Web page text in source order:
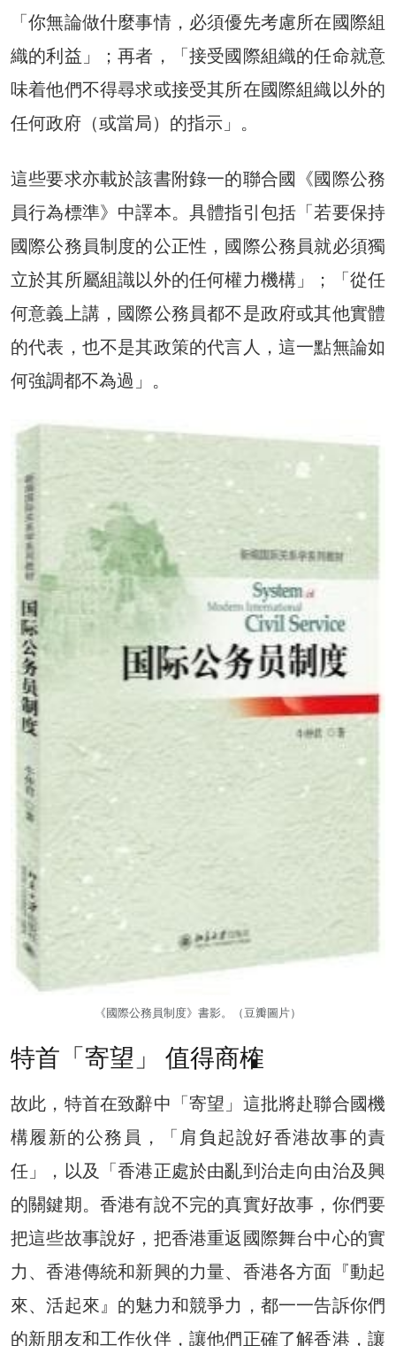
「你無論做什麼事情，必須優先考慮所在國際組
織的利益」；再者，「接受國際組織的任命就意
味着他們不得尋求或接受其所在國際組織以外的
任何政府（或當局）的指示」。
這些要求亦載於該書附錄一的聯合國《國際公務
員行為標準》中譯本。具體指引包括「若要保持
國際公務員制度的公正性，國際公務員就必須獨
立於其所屬組識以外的任何權力機構」；「從任
何意義上講，國際公務員都不是政府或其他實體
的代表，也不是其政策的代言人，這一點無論如
何強調都不為過」。
《國際公務員制度》書影。（豆瓣圖片）
特首「寄望」 值得商榷
故此，特首在致辭中「寄望」這批將赴聯合國機
構履新的公務員，「肩負起說好香港故事的責
任」，以及「香港正處於由亂到治走向由治及興
的關鍵期。香港有說不完的真實好故事，你們要
把這些故事說好，把香港重返國際舞台中心的實
力、香港傳統和新興的力量、香港各方面『動起
來、活起來』的魅力和競爭力，都一一告訴你們
的新朋友和工作伙伴，讓他們正確了解香港，讓